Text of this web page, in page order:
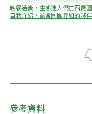
晚餐過後，生態達人們在西寶
自我介紹，認識同團參加的夥伴
參考資料